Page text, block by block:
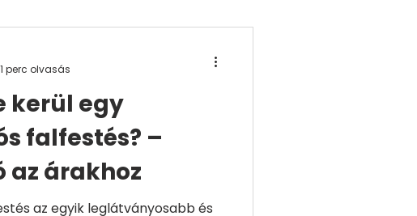
kerül egy
falfestés? –
árakhoz
és
1 perc olvasás